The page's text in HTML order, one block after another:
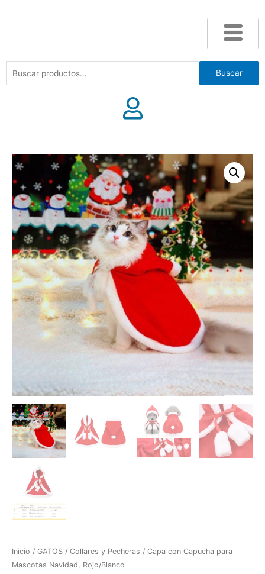
Buscar
Inicio / GATOS / Collares y Pecheras / Capa con Capucha para
Mascotas Navidad, Rojo/Blanco